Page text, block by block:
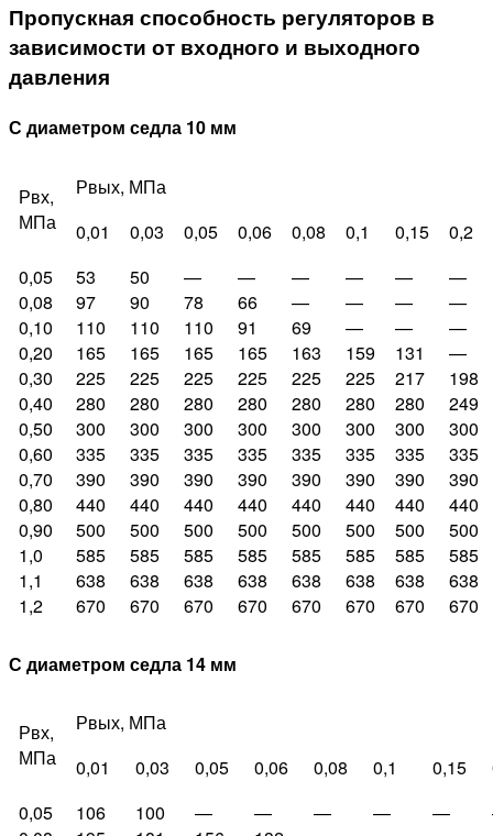
Пропускная способность регуляторов в
зависимости от входного и выходного
давления
С диаметром седла 10 мм
Рвх,
МПа
Рвых, МПа
0,01
0,03 0,05 0,06 0,08 0,1 0,15
0,2
0,05
0,08
0,10
0,20
0,30
0,40
0,50
0,60
0,70
0,80
0,90
1,0
1,1
1,2
53
97
110
165
225
280
300
335
390
440
500
585
638
670
50
90
110
165
225
280
300
335
390
440
500
585
638
670
—
78
110
165
225
280
300
335
390
440
500
585
638
670
—
66
91
165
225
280
300
335
390
440
500
585
638
670
—
—
69
163
225
280
300
335
390
440
500
585
638
670
—
—
—
159
225
280
300
335
390
440
500
585
638
670
—
—
—
131
217
280
300
335
390
440
500
585
638
670
—
—
—
—
198
249
300
335
390
440
500
585
638
670
С диаметром седла 14 мм
Рвх,
МПа
Рвых, МПа
0,01
0,03 0,05 0,06 0,08 0,1 0,15
0,05
106
100
—
—
—
—
—